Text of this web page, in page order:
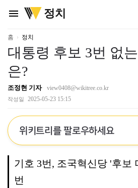
menu
위
키
정치
홈 정치
대통령 후보 3번 없
은?
조정현 기자 view0408@wikitree.co.kr
작성일 2025-05-23 15:15
위키트리를 팔로우하세요
기호 3번, 조국혁신당 '후보
번